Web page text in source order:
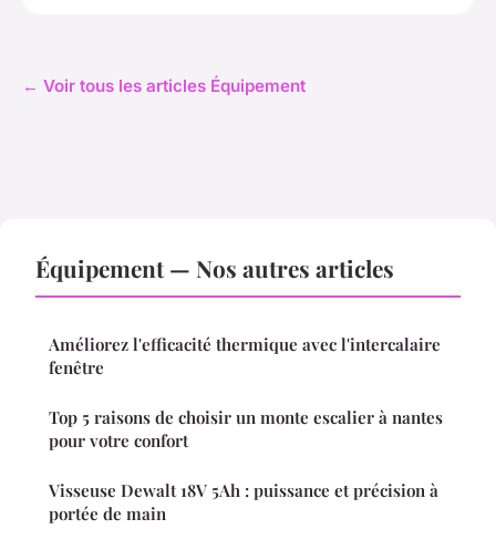
← Voir tous les articles Équipement
Équipement — Nos autres articles
Améliorez l'efficacité thermique avec l'intercalaire
fenêtre
Top 5 raisons de choisir un monte escalier à nantes
pour votre confort
Visseuse Dewalt 18V 5Ah : puissance et précision à
portée de main